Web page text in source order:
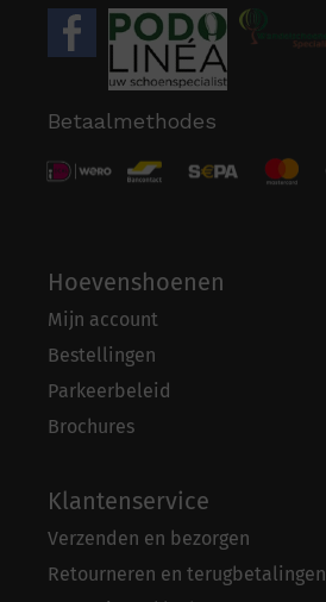
Betaalmethodes
Hoevenshoenen
Mijn account
Bestellingen
Parkeerbeleid
Brochures
Klantenservice
Verzenden en bezorgen
Retourneren en terugbetalingen